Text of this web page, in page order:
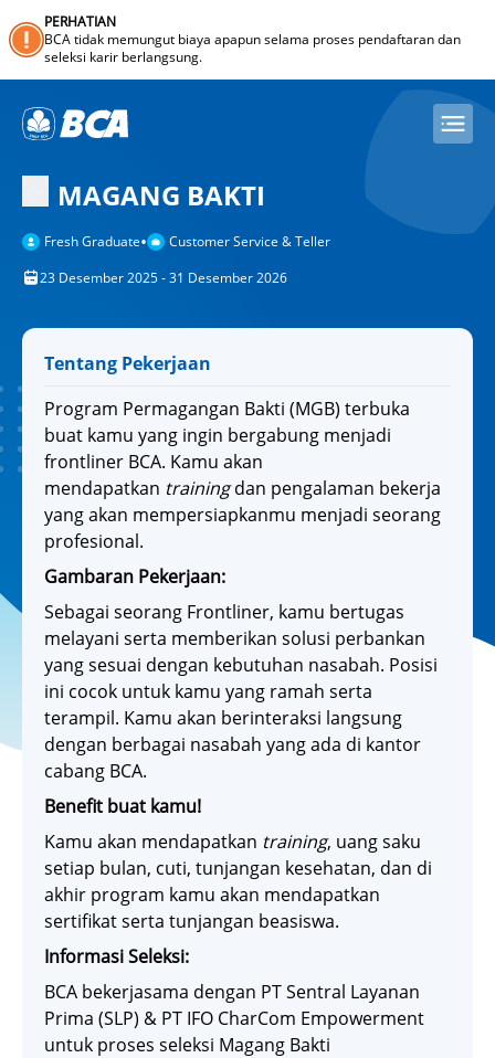
PERHATIAN
BCA tidak memungut biaya apapun selama proses pendaftaran dan
seleksi karir berlangsung.
MAGANG BAKTI
Fresh Graduate•
Customer Service & Teller
23 Desember 2025 - 31 Desember 2026
Tentang Pekerjaan
Program Permagangan Bakti (MGB) terbuka
buat kamu yang ingin bergabung menjadi
frontliner BCA. Kamu akan
mendapatkan trainingdan pengalaman bekerja
yang akan mempersiapkanmu menjadi seorang
profesional.
Gambaran Pekerjaan:
Sebagai seorang Frontliner, kamu bertugas
melayani serta memberikan solusi perbankan
yang sesuai dengan kebutuhan nasabah. Posisi
ini cocok untuk kamu yang ramah serta
terampil. Kamu akan berinteraksi langsung
dengan berbagai nasabah yang ada di kantor
cabang BCA.
Benefit buat kamu!
Kamu akan mendapatkan training, uang saku
setiap bulan, cuti, tunjangan kesehatan, dan di
akhir program kamu akan mendapatkan
sertifikat serta tunjangan beasiswa.
Informasi Seleksi:
BCA bekerjasama dengan PT Sentral Layanan
Prima (SLP) & PT IFO CharCom Empowerment
untuk proses seleksi Magang Bakti